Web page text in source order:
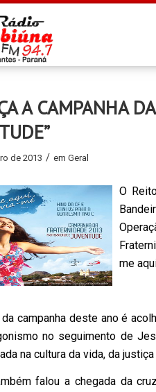
A CAMPANHA
de 2013 / em Geral
O
me
campanha deste ano é
no seguimento de
na cultura da vida, da
falou a chegada da